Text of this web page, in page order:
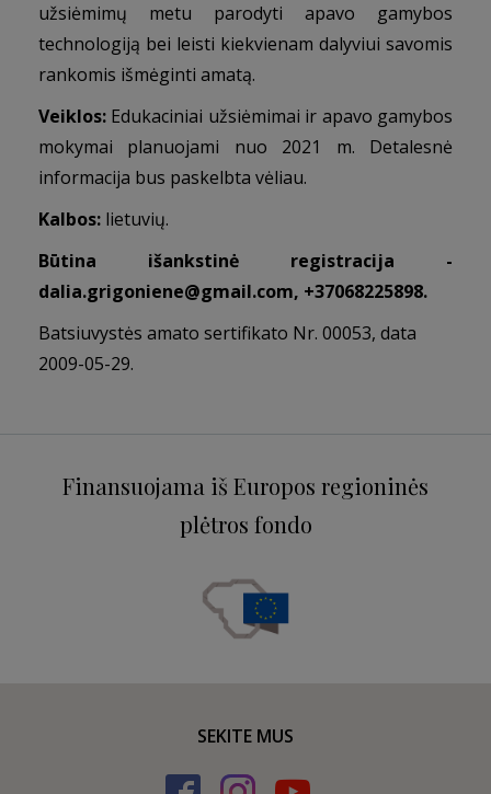
užsiėmimų metu parodyti apavo gamybos
technologiją bei leisti kiekvienam dalyviui savomis
rankomis išmėginti amatą.
Veiklos: Edukaciniai užsiėmimai ir apavo gamybos
mokymai planuojami nuo 2021 m. Detalesnė
informacija bus paskelbta vėliau.
Kalbos: lietuvių.
Būtina išankstinė registracija -
dalia.grigoniene@gmail.com, +37068225898.
Batsiuvystės amato sertifikato Nr. 00053, data
2009-05-29.
Finansuojama iš Europos regioninės
plėtros fondo
SEKITE MUS